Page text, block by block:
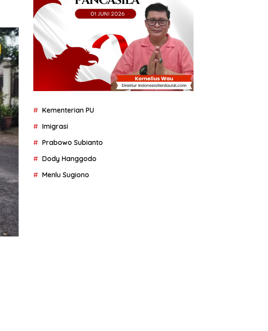
Kementerian PU
Imigrasi
Prabowo Subianto
Dody Hanggodo
Menlu Sugiono